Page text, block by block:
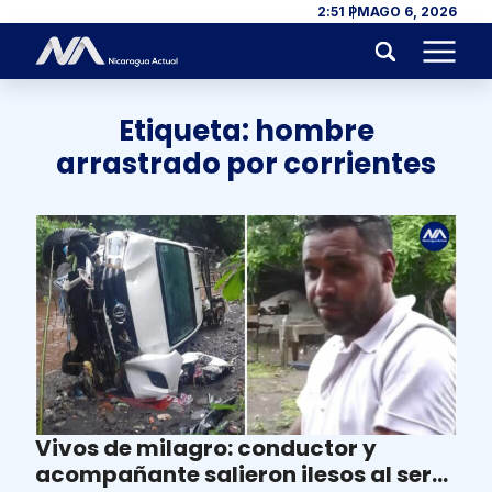
Skip to content 2:51 PMAGO 6, 2026
Menu
Etiqueta: hombre
arrastrado por corrientes
Vivos de milagro: conductor y
acompañante salieron ilesos al ser